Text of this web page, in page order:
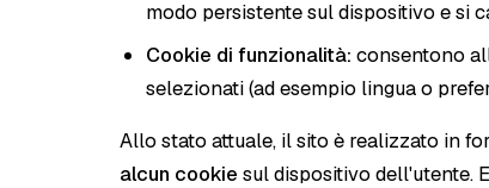
modo persistente sul dispositivo e si
Cookie di funzionalità: consentono
selezionati (ad esempio lingua o
Allo stato attuale, il sito è realizzato in
alcun cookie sul dispositivo dell'utente.